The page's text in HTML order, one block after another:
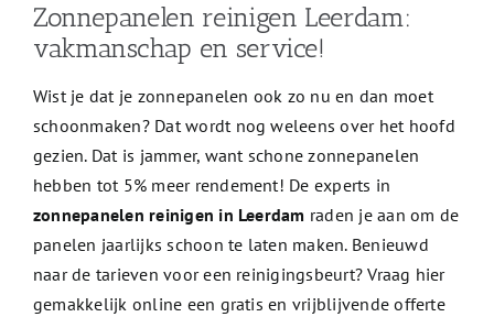
Zonnepanelen reinigen Leerdam:
vakmanschap en service!
Wist je dat je zonnepanelen ook zo nu en dan moet
schoonmaken? Dat wordt nog weleens over het hoofd
gezien. Dat is jammer, want schone zonnepanelen
hebben tot 5% meer rendement! De experts in
zonnepanelen reinigen in Leerdam raden je aan om de
panelen jaarlijks schoon te laten maken. Benieuwd
naar de tarieven voor een reinigingsbeurt? Vraag hier
gemakkelijk online een gratis en vrijblijvende offerte